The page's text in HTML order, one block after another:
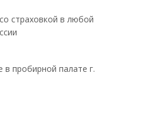
страховкой в любой
в пробирной палате г.